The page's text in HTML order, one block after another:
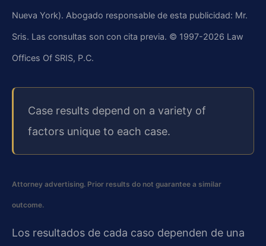
Nueva York). Abogado responsable de esta publicidad: Mr.
Sris. Las consultas son con cita previa. © 1997-2026 Law
Offices Of SRIS, P.C.
Case results depend on a variety of
factors unique to each case.
Attorney advertising. Prior results do not guarantee a similar
outcome.
Los resultados de cada caso dependen de una